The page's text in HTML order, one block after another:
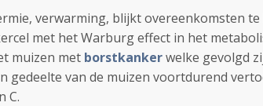
verwarming, blijkt overeenkomsten
met het Warburg effect in het
muizen met borstkankerwelke gevolgd
gedeelte van de muizen voortdurend
C.